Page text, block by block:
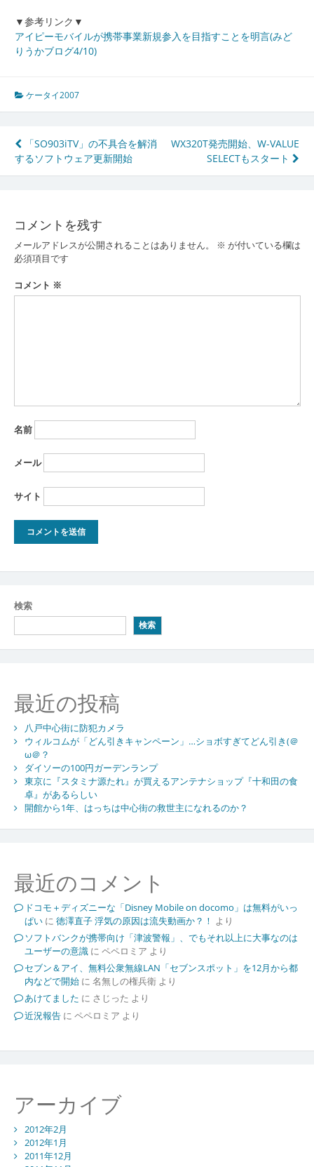
▼参考リンク▼
アイピーモバイルが携帯事業新規参入を目指すことを明言(みど
りうかブログ4/10)
ケータイ2007
投
稿
ビ
ゲ
ー
シ
「SO903iTV」の不具合を解消
するソフトウェア更新開始
WX320T発売開始、W-VALUE
SELECTもスタート
コメントを残す
メールアドレスが公開されることはありません。 ※ が付いている欄は
必須項目です
コメント ※
名前
メール
サイト
検索
検索
最近の投稿
八戸中心街に防犯カメラ
ウィルコムが「どん引きキャンペーン」…ショボすぎてどん引き(＠
ω＠？
ダイソーの100円ガーデンランプ
東京に『スタミナ源たれ』が買えるアンテナショップ『十和田の食
卓』があるらしい
開館から1年、はっちは中心街の救世主になれるのか？
最近のコメント
ドコモ＋ディズニーな「Disney Mobile on docomo」は無料がいっ
ぱいに 徳澤直子 浮気の原因は流失動画か？！ より
ソフトバンクが携帯向け「津波警報」、でもそれ以上に大事なのは
ユーザーの意識に ペペロミア より
セブン＆アイ、無料公衆無線LAN「セブンスポット」を12月から都
内などで開始に 名無しの権兵衛より
あけてました に さじった より
近況報告に ペペロミア より
アーカイブ
2012年2月
2012年1月
2011年12月